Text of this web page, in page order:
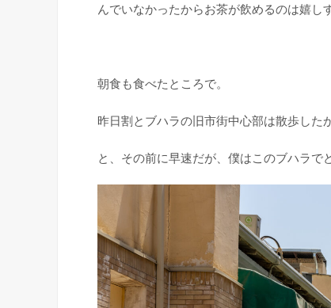
んでいなかったからお茶が飲めるのは嬉し
朝食も食べたところで。
昨日割とブハラの旧市街中心部は散歩した
と、その前に早速だが、僕はこのブハラで